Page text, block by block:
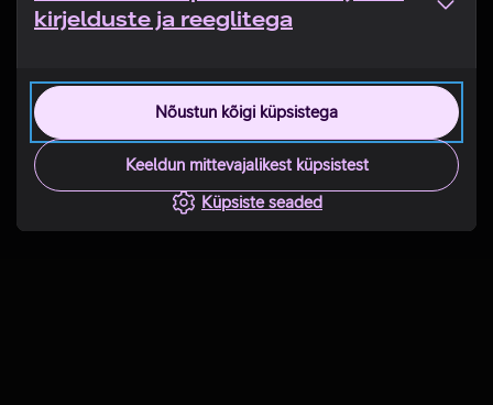
kirjelduste ja reeglitega
Nõustun kõigi küpsistega
Keeldun mittevajalikest küpsistest
Küpsiste seaded